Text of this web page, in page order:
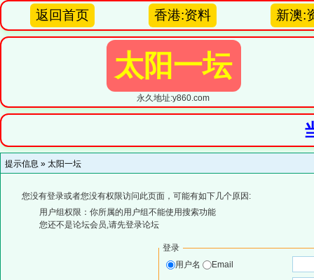
返回首页 香港:资料 新澳:
太阳一坛
永久地址:y860.com
提示信息 » 太阳一坛
您没有登录或者您没有权限访问此页面，可能有如下几个原因:
用户组权限：你所属的用户组不能使用搜索功能
您还不是论坛会员,请先登录论坛
登录
用户名
Email